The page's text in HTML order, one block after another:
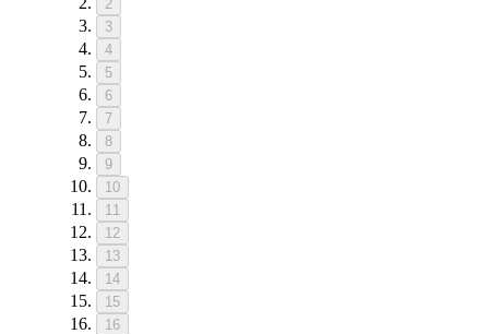
2
3
4
5
6
7
8
9
10
11
12
13
14
15
16